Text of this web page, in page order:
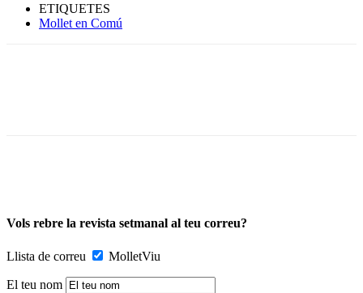
ETIQUETES
Mollet en Comú
Vols rebre la revista setmanal al teu correu?
Llista de correu MolletViu
El teu nom